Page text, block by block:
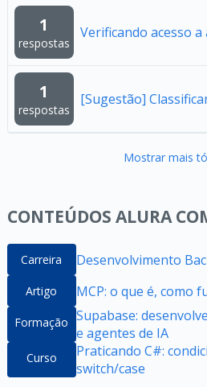
1
respostas
Verificando acesso
1
respostas
[Sugestão]
Mostrar mais
CONTEÚDOS ALURA
Carreira Desenvolvimento
Artigo MCP: o que é, como
Formação Supabase:
e agentes de IA
Curso
Praticando C#:
switch/case